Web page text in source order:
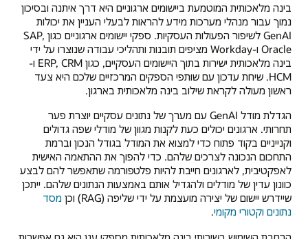
בינה מלאכותית המוטמעת ביישומים ארגוניים היא דרך איתנה ובסיכון
נמוך עבור מנהלי מערכות מידע להראות לבעלי העניין את יכולות
GenAI לשיפור הפעולות העסקיות. ספקי יישומים ארגוניים כגון SAP,
Oracle ו-Workday מציפים תובנות ותהליכי עבודה שנוצרו על ידי
בינה מלאכותית ישירות בתוך היישומים העסקיים, כגון ERP, CRM ו-
HCM. שיחת עדכון עם שותפי הספקים המרכזיים שלכם היא צעד
ראשון מעולה לקראת שילוב בינה מלאכותית בארגון.
הגדלת מודל GenAI עם מערך של נתונים עסקיים יוצרת פער
תחרותי. ארגונים יכולים כעת לקנות מגוון של מודלי שפה גדולים
וקנייניים בקוד פתוח כדי למצוא את המודל בגודל הנכון וברמת
התחכום הנכונה לצרכים שלהם. כדי להפוך את ההתאמה האישית
לאפקטיבית, לארגונים חייבת להיות פלטפורמה שתאפשר להם לבצע
כוונון עדין של מודלים ולהגדיל אותם באמצעות הנתונים שלהם. ייתכן
שיידרש יישום של יצירה מועצמת על ידי שליפה (RAG) וכן
מסד
נתונים וקטורי מקומי.